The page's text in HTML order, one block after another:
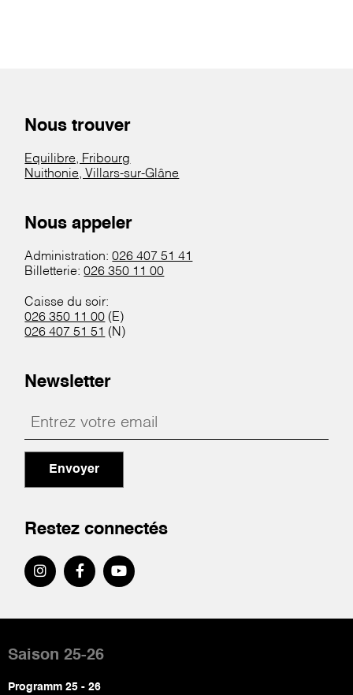
Nous trouver
Equilibre, Fribourg
Nuithonie, Villars-sur-Glâne
Nous appeler
Administration:026 407 51 41
Billetterie:026 350 11 00
Caisse du soir:
026 350 11 00 (E)
026 407 51 51 (N)
Newsletter
Envoyer
Restez connectés
de
page
Saison 25-26
Programm 25 - 26